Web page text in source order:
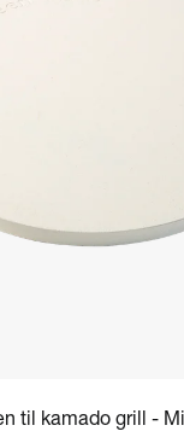
til kamado grill -